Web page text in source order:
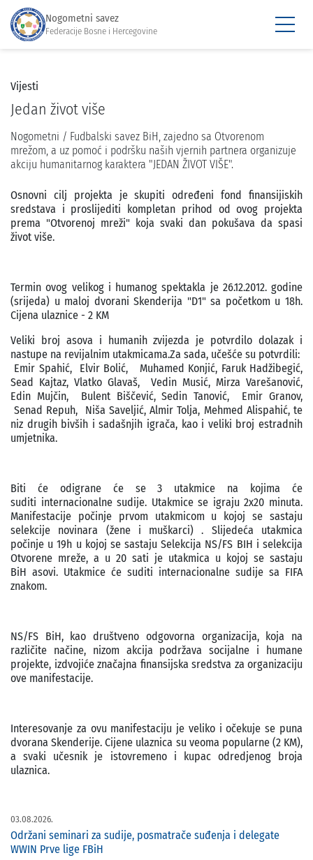
Nogometni savez
Federacije Bosne i Hercegovine
Vijesti
Jedan život više
Nogometni / Fudbalski savez BiH, zajedno sa Otvorenom
mrežom, a uz pomoć i podršku naših vjernih partnera organizuje
akciju humanitarnog karaktera "JEDAN ŽIVOT VIŠE".
Osnovni cilj projekta je skupiti određeni fond finansijiskih
sredstava i proslijediti kompletan prihod od ovog projekta
prema "Otvorenoj mreži" koja svaki dan pokušava da spasi
život više.
Termin ovog velikog i humanog spektakla je 26.12.2012. godine
(srijeda) u maloj dvorani Skenderija "D1" sa početkom u 18h.
Cijena ulaznice - 2 KM
Veliki broj asova i humanih zvijezda je potvrdilo dolazak i
nastupe na revijalnim utakmicama.Za sada, učešće su potvrdili:
Emir Spahić, Elvir Bolić, Muhamed Konjić, Faruk Hadžibegić,
Sead Kajtaz, Vlatko Glavaš, Vedin Musić, Mirza Varešanović,
Edin Mujčin, Bulent Biščević, Sedin Tanović, Emir Granov,
Senad Repuh, Niša Saveljić, Almir Tolja, Mehmed Alispahić, te
niz drugih bivših i sadašnjih igrača, kao i veliki broj estradnih
umjetnika.
Biti će odigrane će se 3 utakmice na kojima će
suditi internacionalne sudije. Utakmice se igraju 2x20 minuta.
Manifestacije počinje prvom utakmicom u kojoj se sastaju
selekcije novinara (žene i muškarci) . Slijedeća utakmica
počinje u 19h u kojoj se sastaju Selekcija NS/FS BIH i selekcija
Otvorene mreže, a u 20 sati je utakmica u kojoj se sastaju
BiH asovi. Utakmice će suditi internacionalne sudije sa FIFA
znakom.
NS/FS BiH, kao društveno odgovorna organizacija, koja na
različite načine, nizom akcija podržava socijalne i humane
projekte, izdvojiće značajna finansijska sredstva za organizaciju
ove manifestacije.
Interesovanje za ovu manifestaciju je veliko i očekuje se puna
dvorana Skenderije. Cijene ulaznica su veoma popularne (2 KM),
a svaki učesnik je istovremeno i kupac odredjenog broja
ulaznica.
03.08.2026.
Održani seminari za sudije, posmatrače suđenja i delegate
WWIN Prve lige FBiH